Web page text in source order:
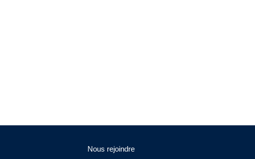
Nous rejoindre